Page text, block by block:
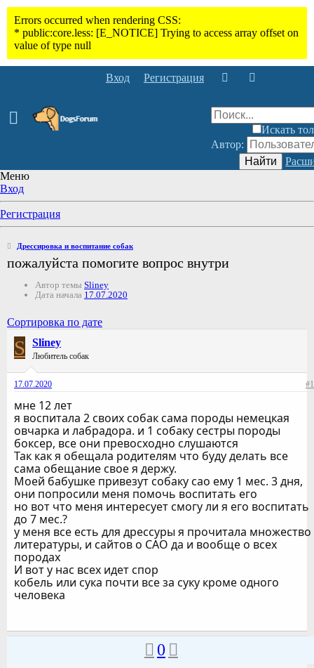
Вход Регистрация
Искать
Автор:
Найти
Меню
Вход
Регистрация
Дрессировка и воспитание собак
пожалуйста помогите вопрос внутри
Автор темы Sliney
Дата начала 17.07.2020
Сортировка по дате
S Sliney
Любитель собак
17.07.2020 #1
мне 12 лет
я воспитала 2 своих собак сама породы немецкая
овчарка и лабрадора. и 1 собаку сестры породы
боксер, все они превосходно слушаются
Так как я обещала родителям что буду делать все
сама обещание свое я держу.
Моей бабушке привезут собаку сао ему 1 мес. 3 дня,
они попросили меня помочь воспитать его
но вот что меня интересует смогу ли я его воспитать
до 7 мес.?
у меня все есть для дрессуры я прочитала множество
литературы, и сайтов о САО да и вообще о всех
породах
И вот у нас всех идет спор
кобель или сука почти все за суку кроме одного
человека
0